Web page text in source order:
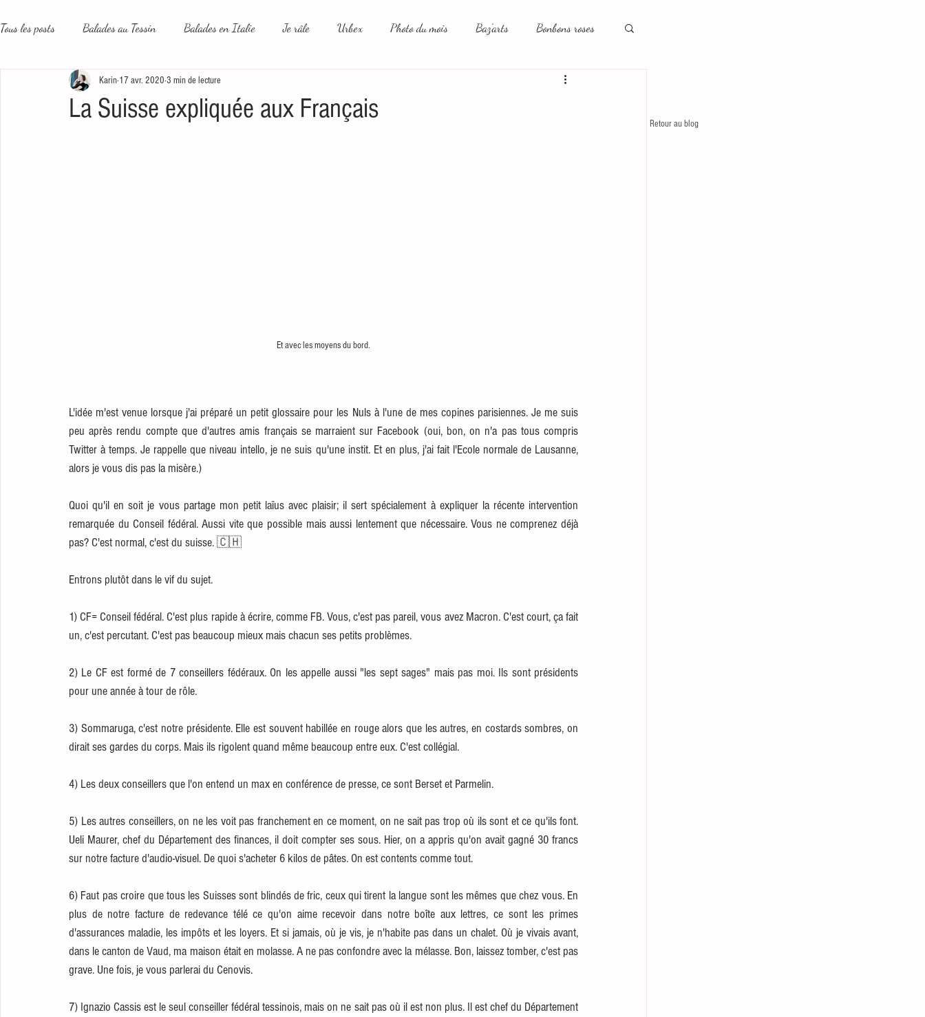
Tous les posts Balades au Tessin Balades en Italie Je râle Urbex Photo du mois Baz'arts Bonbons roses
Le plus beau métier du monde Un peu plus loin
La Suisse expliquée aux Français
Karin 17 avr. 2020 3 min de lecture
Et avec les moyens du bord.
L'idée m'est venue lorsque j'ai préparé un petit glossaire pour les Nuls à l'une de mes copines parisiennes. Je me suis
peu après rendu compte que d'autres amis français se marraient sur Facebook (oui, bon, on n'a pas tous compris
Twitter à temps. Je rappelle que niveau intello, je ne suis qu'une instit. Et en plus, j'ai fait l'Ecole normale de Lausanne,
alors je vous dis pas la misère.)
Quoi qu'il en soit je vous partage mon petit laïus avec plaisir; il sert spécialement à expliquer la récente intervention
remarquée du Conseil fédéral. Aussi vite que possible mais aussi lentement que nécessaire. Vous ne comprenez déjà
pas? C'est normal, c'est du suisse. 🇨🇭
Entrons plutôt dans le vif du sujet.
1) CF= Conseil fédéral. C'est plus rapide à écrire, comme FB. Vous, c'est pas pareil, vous avez Macron. C'est court, ça fait
un, c'est percutant. C'est pas beaucoup mieux mais chacun ses petits problèmes.
2) Le CF est formé de 7 conseillers fédéraux. On les appelle aussi "les sept sages" mais pas moi. Ils sont présidents
pour une année à tour de rôle.
3) Sommaruga, c'est notre présidente. Elle est souvent habillée en rouge alors que les autres, en costards sombres, on
dirait ses gardes du corps. Mais ils rigolent quand même beaucoup entre eux. C'est collégial.
4) Les deux conseillers que l'on entend un max en conférence de presse, ce sont Berset et Parmelin.
5) Les autres conseillers, on ne les voit pas franchement en ce moment, on ne sait pas trop où ils sont et ce qu'ils font.
Ueli Maurer, chef du Département des finances, il doit compter ses sous. Hier, on a appris qu'on avait gagné 30 francs
sur notre facture d'audio-visuel. De quoi s'acheter 6 kilos de pâtes. On est contents comme tout.
6) Faut pas croire que tous les Suisses sont blindés de fric, ceux qui tirent la langue sont les mêmes que chez vous. En
plus de notre facture de redevance télé ce qu'on aime recevoir dans notre boîte aux lettres, ce sont les primes
d'assurances maladie, les impôts et les loyers. Et si jamais, où je vis, je n'habite pas dans un chalet. Où je vivais avant,
dans le canton de Vaud, ma maison était en molasse. A ne pas confondre avec la mélasse. Bon, laissez tomber, c'est pas
grave. Une fois, je vous parlerai du Cenovis.
7) Ignazio Cassis est le seul conseiller fédéral tessinois, mais on ne sait pas où il est non plus. Il est chef du Département
Retour au blog